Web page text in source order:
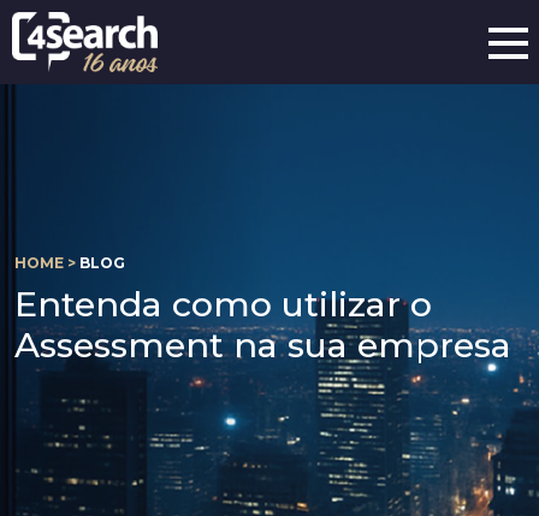
HOME > BLOG
Entenda como utilizar o
Assessment na sua empresa